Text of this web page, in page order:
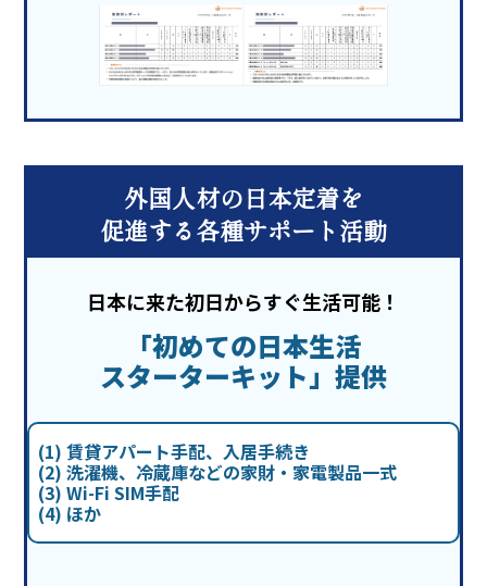
外国人材の日本定着を
促進する各種サポート活動
日本に来た初日からすぐ生活可能！
「初めての日本生活
スターターキット」提供
賃貸アパート手配、入居手続き
洗濯機、冷蔵庫などの家財・家電製品一式
Wi-Fi SIM手配
ほか